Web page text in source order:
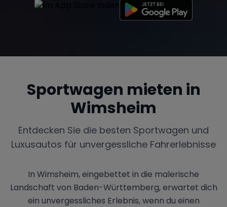
Sportwagen mieten in
Wimsheim
Entdecken Sie die besten Sportwagen und
Luxusautos für unvergessliche Fahrerlebnisse
In Wimsheim, eingebettet in die malerische
Landschaft von Baden-Württemberg, erwartet dich
ein unvergessliches Erlebnis, wenn du einen